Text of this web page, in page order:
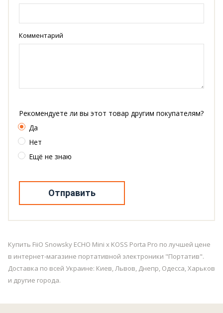
Комментарий
Рекомендуете ли вы этот товар другим покупателям?
Да
Нет
Ещё не знаю
Отправить
Купить FiiO Snowsky ECHO Mini x KOSS Porta Pro по лучшей цене
в интернет-магазине портативной электроники "Портатив".
Доставка по всей Украине: Киев, Львов, Днепр, Одесса, Харьков
и другие города.